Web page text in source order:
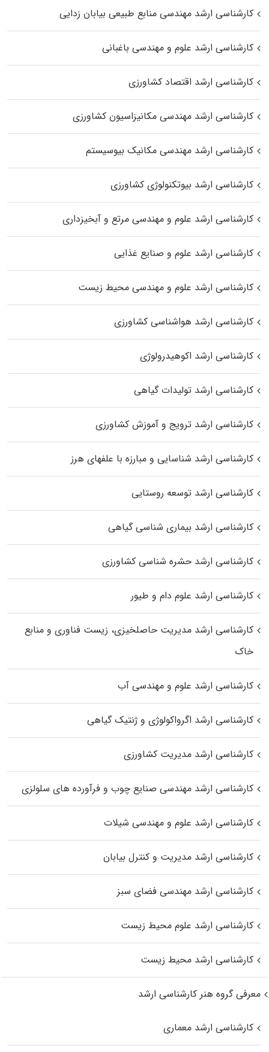
کارشناسی ارشد مهندسی منابع طبیعی بیابان زدایی
کارشناسی ارشد علوم و مهندسی باغبانی
کارشناسی ارشد اقتصاد کشاورزی
کارشناسی ارشد مهندسی مکانیزاسیون کشاورزی
کارشناسی ارشد مهندسی مکانیک بیوسیستم
کارشناسی ارشد بیوتکنولوژی کشاورزی
کارشناسی ارشد علوم و مهندسی مرتع و آبخیزداری
کارشناسی ارشد علوم و صنایع غذایی
کارشناسی ارشد علوم و مهندسی محیط زیست
کارشناسی ارشد هواشناسی کشاورزی
کارشناسی ارشد اکوهیدرولوژی
کارشناسی ارشد تولیدات گیاهی
کارشناسی ارشد ترویج و آموزش کشاورزی
کارشناسی ارشد شناسایی و مبارزه با علفهای هرز
کارشناسی ارشد توسعه روستایی
کارشناسی ارشد بیماری‌ شناسی گیاهی
کارشناسی ارشد حشره‌ شناسی کشاورزی
کارشناسی ارشد علوم دام و طیور
کارشناسی ارشد مدیریت حاصلخیزی، زیست فناوری و منابع
خاک
کارشناسی ارشد علوم و مهندسی آب
کارشناسی ارشد اگرواکولوژی و ژنتیک گیاهی
کارشناسی ارشد مدیریت کشاورزی
کارشناسی ارشد مهندسی صنایع چوب و فرآورده‌ های سلولزی
کارشناسی ارشد علوم و مهندسی شیلات
کارشناسی ارشد مدیریت و کنترل بیابان
کارشناسی ارشد مهندسی فضای سبز
کارشناسی ارشد علوم محیط‌ زیست
کارشناسی ارشد محیط زیست
معرفی گروه هنر کارشناسی ارشد
کارشناسی ارشد معماری